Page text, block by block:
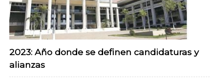
2023: Año donde se definen candidaturas y
alianzas